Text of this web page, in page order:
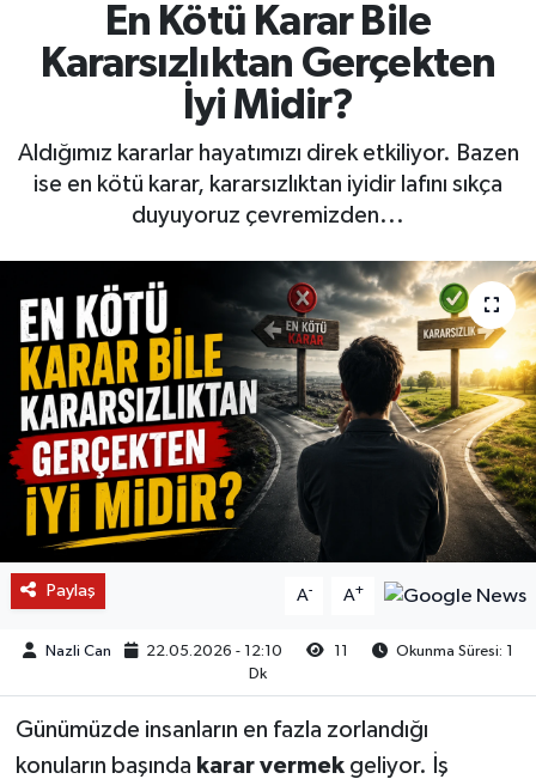
En Kötü Karar Bile
Kararsızlıktan Gerçekten
İyi Midir?
Aldığımız kararlar hayatımızı direk etkiliyor. Bazen
ise en kötü karar, kararsızlıktan iyidir lafını sıkça
duyuyoruz çevremizden...
Paylaş A- A+
Nazli Can 22.05.2026 - 12:10 11
Okunma Süresi: 1
Dk
Günümüzde insanların en fazla zorlandığı
konuların başında karar vermek geliyor. İş